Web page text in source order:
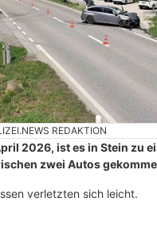
REDAKTION
2026, ist es in Stein zu
zwei Autos
verletzten sich leicht.